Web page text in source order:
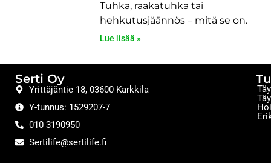
Tuhka, raakatuhka tai
hehkutusjäännös – mitä se on.
Lue lisää »
Serti Oy
Yrittäjäntie 18, 03600 Karkkila
Y-tunnus: 1529207-7
010 3190950
Sertilife@sertilife.fi